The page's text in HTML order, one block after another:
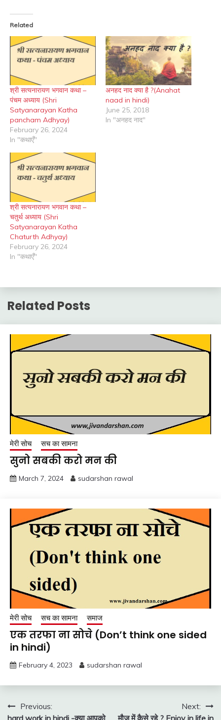
Related
श्री सत्यनारायण भगवान कथा –
पंचम अध्याय (Shri
Satyanarayan Katha
pancham Adhyay)
February 26, 2024
In "कथाएँ"
अनहद नाद क्या है ?(Anahat
naad in hindi)
June 25, 2018
In "अनहद नाद"
श्री सत्यनारायण भगवान कथा –
चतुर्थ अध्याय (Shri
Satyanarayan Katha
Chaturth Adhyay)
February 26, 2024
In "कथाएँ"
Related Posts
मेरी सोच सच का सामना
सुनो सबकी करो मन की
March 7, 2024 sudarshan rawal
मेरी सोच सच का सामना समाज
एक तरफा ना सोचे (Don’t think one sided
in hindi)
February 4, 2023 sudarshan rawal
PostPrevious:
Next: